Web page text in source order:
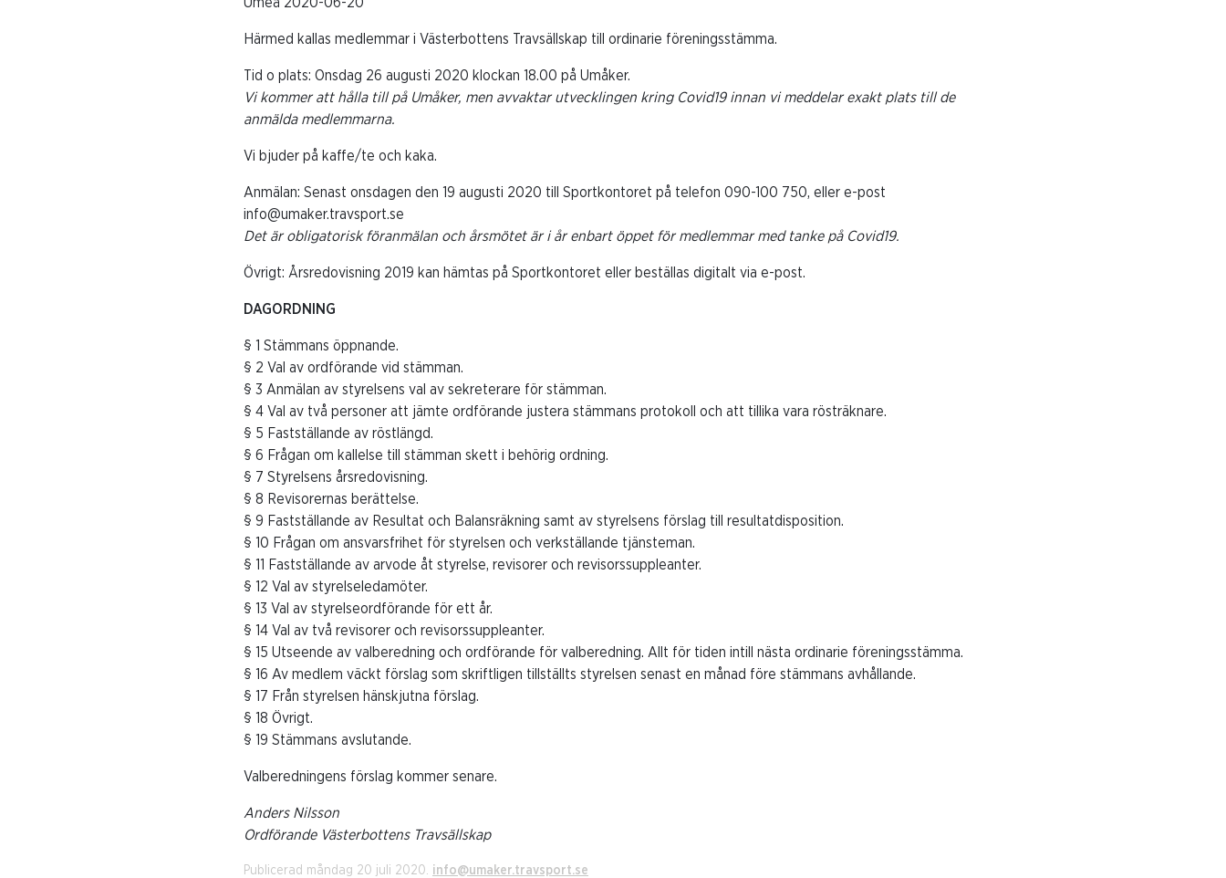
Härmed kallas medlemmar i Västerbottens Travsällskap till ordinarie föreningsstämma.
Tid o plats: Onsdag 26 augusti 2020 klockan 18.00 på Umåker.
Vi kommer att hålla till på Umåker, men avvaktar utvecklingen kring Covid19 innan vi meddelar exakt plats till de
anmälda medlemmarna.
Vi bjuder på kaffe/te och kaka.
Anmälan: Senast onsdagen den 19 augusti 2020 till Sportkontoret på telefon 090-100 750, eller e-post
info@umaker.travsport.se
Det är obligatorisk föranmälan och årsmötet är i år enbart öppet för medlemmar med tanke på Covid19.
Övrigt: Årsredovisning 2019 kan hämtas på Sportkontoret eller beställas digitalt via e-post.
DAGORDNING
§ 1 Stämmans öppnande.
§ 2 Val av ordförande vid stämman.
§ 3 Anmälan av styrelsens val av sekreterare för stämman.
§ 4 Val av två personer att jämte ordförande justera stämmans protokoll och att tillika vara rösträknare.
§ 5 Fastställande av röstlängd.
§ 6 Frågan om kallelse till stämman skett i behörig ordning.
§ 7 Styrelsens årsredovisning.
§ 8 Revisorernas berättelse.
§ 9 Fastställande av Resultat och Balansräkning samt av styrelsens förslag till resultatdisposition.
§ 10 Frågan om ansvarsfrihet för styrelsen och verkställande tjänsteman.
§ 11 Fastställande av arvode åt styrelse, revisorer och revisorssuppleanter.
§ 12 Val av styrelseledamöter.
§ 13 Val av styrelseordförande för ett år.
§ 14 Val av två revisorer och revisorssuppleanter.
§ 15 Utseende av valberedning och ordförande för valberedning. Allt för tiden intill nästa ordinarie föreningsstämma.
§ 16 Av medlem väckt förslag som skriftligen tillställts styrelsen senast en månad före stämmans avhållande.
§ 17 Från styrelsen hänskjutna förslag.
§ 18 Övrigt.
§ 19 Stämmans avslutande.
Valberedningens förslag kommer senare.
Anders Nilsson
Ordförande Västerbottens Travsällskap
Publicerad måndag 20 juli 2020. info@umaker.travsport.se